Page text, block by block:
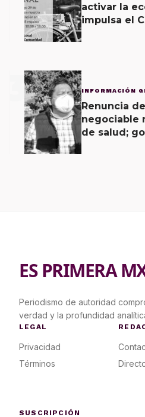
activar la
impulsa el
3 INFORMACIÓN
Renuncia
negociable
de salud;
ES PRIMERA
Periodismo de autoridad
verdad y la profundidad
LEGAL
Privacidad
Términos
SUSCRIPCIÓN